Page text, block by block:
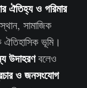
ঐতিহ্য ও গরিমার
সামাজিক
ঐতিহাসিক ভূমি।
উদাহরণবলেও
ও জনসংযোগ